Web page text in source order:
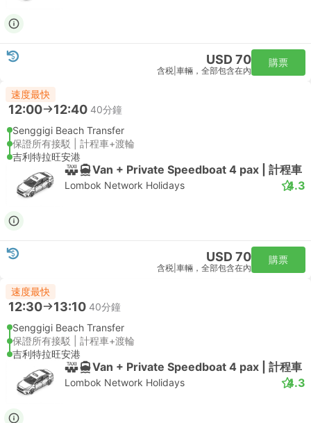
USD 70
含税 車輛，全部包含在內
購票
速度最快
12:00 12:40 40分鐘
Senggigi Beach Transfer
保證所有接駁 | 計程車+渡輪
吉利特拉旺安港
Van + Private Speedboat 4 pax | 計程車
Lombok Network Holidays 4.3
USD 70
含税 車輛，全部包含在內
購票
速度最快
12:30 13:10 40分鐘
Senggigi Beach Transfer
保證所有接駁 | 計程車+渡輪
吉利特拉旺安港
Van + Private Speedboat 4 pax | 計程車
Lombok Network Holidays 4.3